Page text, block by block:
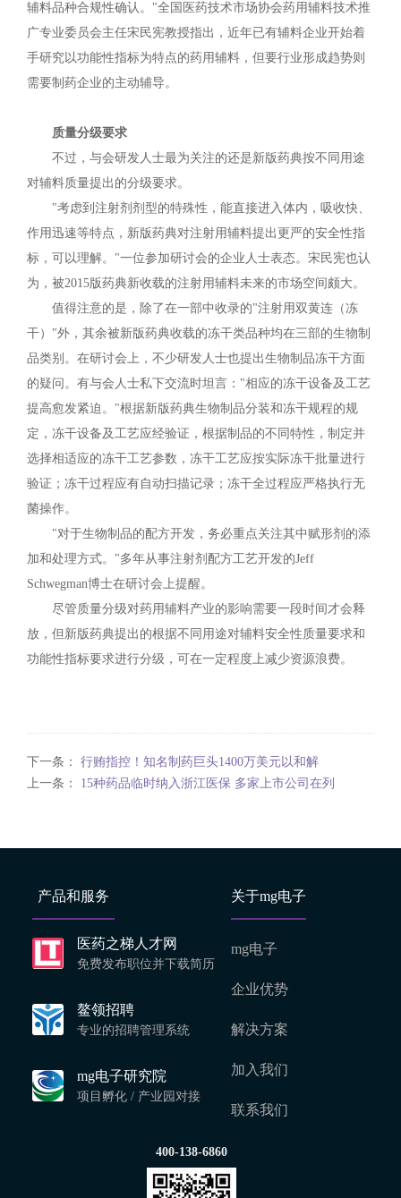
辅料品种合规性确认。"全国医药技术市场协会药用辅料技术推
广专业委员会主任宋民宪教授指出，近年已有辅料企业开始着
手研究以功能性指标为特点的药用辅料，但要行业形成趋势则
需要制药企业的主动辅导。
质量分级要求
不过，与会研发人士最为关注的还是新版药典按不同用途
对辅料质量提出的分级要求。
"考虑到注射剂剂型的特殊性，能直接进入体内，吸收快、
作用迅速等特点，新版药典对注射用辅料提出更严的安全性指
标，可以理解。"一位参加研讨会的企业人士表态。宋民宪也认
为，被2015版药典新收载的注射用辅料未来的市场空间颇大。
值得注意的是，除了在一部中收录的"注射用双黄连（冻
干）"外，其余被新版药典收载的冻干类品种均在三部的生物制
品类别。在研讨会上，不少研发人士也提出生物制品冻干方面
的疑问。有与会人士私下交流时坦言："相应的冻干设备及工艺
提高愈发紧迫。"根据新版药典生物制品分装和冻干规程的规
定，冻干设备及工艺应经验证，根据制品的不同特性，制定并
选择相适应的冻干工艺参数，冻干工艺应按实际冻干批量进行
验证；冻干过程应有自动扫描记录；冻干全过程应严格执行无
菌操作。
"对于生物制品的配方开发，务必重点关注其中赋形剂的添
加和处理方式。"多年从事注射剂配方工艺开发的Jeff
Schwegman博士在研讨会上提醒。
尽管质量分级对药用辅料产业的影响需要一段时间才会释
放，但新版药典提出的根据不同用途对辅料安全性质量要求和
功能性指标要求进行分级，可在一定程度上减少资源浪费。
下一条： 行贿指控！知名制药巨头1400万美元以和解
上一条： 15种药品临时纳入浙江医保 多家上市公司在列
产品和服务
医药之梯人才网
免费发布职位并下载简历
鳌领招聘
专业的招聘管理系统
mg电子研究院
项目孵化 / 产业园对接
关于mg电子
mg电子
企业优势
解决方案
加入我们
联系我们
400-138-6860